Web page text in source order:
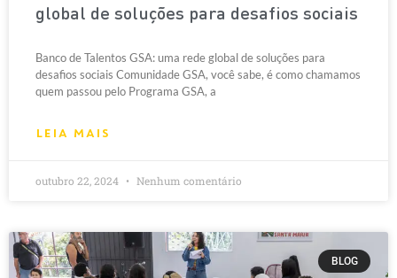
global de soluções para desafios sociais
Banco de Talentos GSA: uma rede global de soluções para
desafios sociais Comunidade GSA, você sabe, é como chamamos
quem passou pelo Programa GSA, a
LEIA MAIS
outubro 22, 2024 Nenhum comentário
BLOG